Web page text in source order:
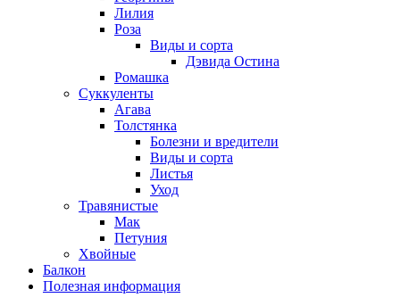
Лилия
Роза
Виды и сорта
Дэвида Остина
Ромашка
Суккуленты
Агава
Толстянка
Болезни и вредители
Виды и сорта
Листья
Уход
Травянистые
Мак
Петуния
Хвойные
Балкон
Полезная информация